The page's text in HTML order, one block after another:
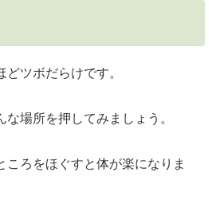
どツボだらけです。
な場所を押してみましょう。
ころをほぐすと体が楽になりま